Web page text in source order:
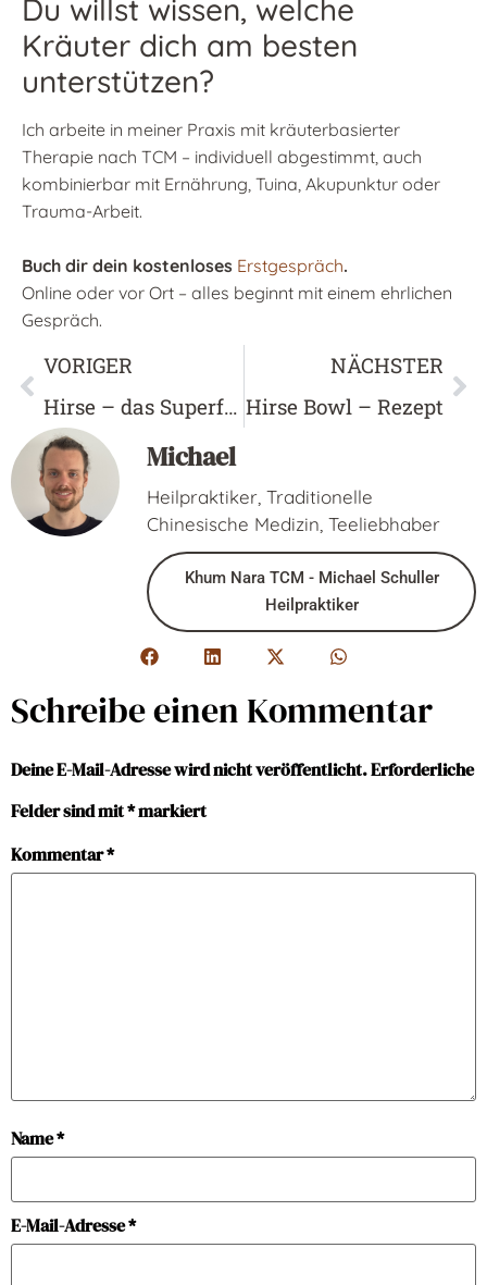
Du willst wissen, welche
Kräuter dich am besten
unterstützen?
Ich arbeite in meiner Praxis mit kräuterbasierter
Therapie nach TCM – individuell abgestimmt, auch
kombinierbar mit Ernährung, Tuina, Akupunktur oder
Trauma-Arbeit.
Buch dir dein kostenloses Erstgespräch.
Online oder vor Ort – alles beginnt mit einem ehrlichen
Gespräch.
VORIGER
Hirse – das Superfood
NÄCHSTER
Hirse Bowl – Rezept
Michael
Heilpraktiker, Traditionelle
Chinesische Medizin, Teeliebhaber
Khum Nara TCM - Michael Schuller
Heilpraktiker
Schreibe einen Kommentar
Deine E-Mail-Adresse wird nicht veröffentlicht.Erforderliche
Felder sind mit*markiert
Kommentar*
Name*
E-Mail-Adresse*